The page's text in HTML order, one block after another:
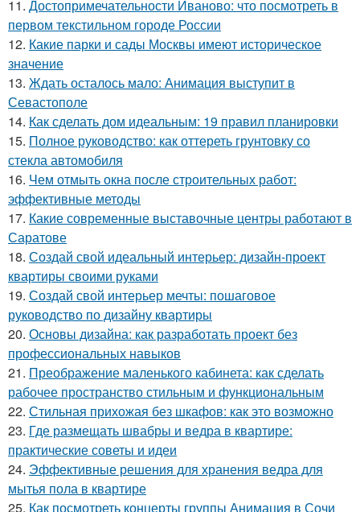
11. Достопримечательности Иваново: что посмотреть в
первом текстильном городе России
12. Какие парки и сады Москвы имеют историческое
значение
13. Ждать осталось мало: Анимация выступит в
Севастополе
14. Как сделать дом идеальным: 19 правил планировки
15. Полное руководство: как оттереть грунтовку со
стекла автомобиля
16. Чем отмыть окна после строительных работ:
эффективные методы
17. Какие современные выставочные центры работают в
Саратове
18. Создай свой идеальный интерьер: дизайн-проект
квартиры своими руками
19. Создай свой интерьер мечты: пошаговое
руководство по дизайну квартиры
20. Основы дизайна: как разработать проект без
профессиональных навыков
21. Преображение маленького кабинета: как сделать
рабочее пространство стильным и функциональным
22. Стильная прихожая без шкафов: как это возможно
23. Где размещать швабры и ведра в квартире:
практические советы и идеи
24. Эффективные решения для хранения ведра для
мытья пола в квартире
25. Как посмотреть концерты группы Анимация в Сочи